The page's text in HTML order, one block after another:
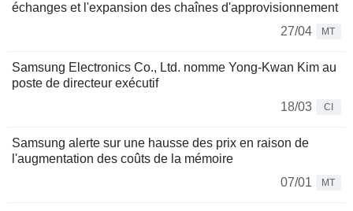
échanges et l'expansion des chaînes d'approvisionnement
27/04
MT
Samsung Electronics Co., Ltd. nomme Yong-Kwan Kim au
poste de directeur exécutif
18/03
CI
Samsung alerte sur une hausse des prix en raison de
l'augmentation des coûts de la mémoire
07/01
MT